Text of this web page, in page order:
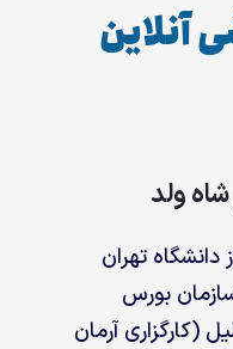
آنلاین
ولد
تهران
بورس
(کارگزاری آرمان